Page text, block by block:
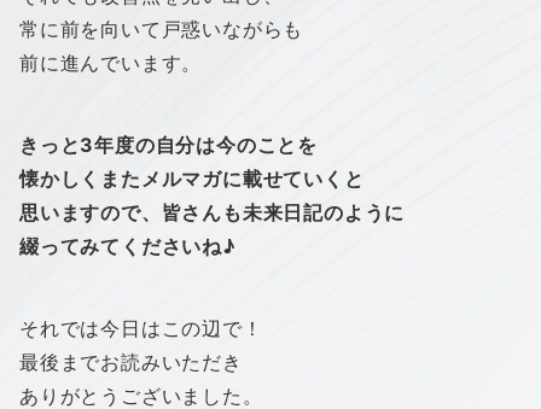
常に前を向いて戸惑いながらも
前に進んでいます。
きっと3年度の自分は今のことを
懐かしくまたメルマガに載せていくと
思いますので、皆さんも未来日記のように
綴ってみてくださいね♪
それでは今日はこの辺で！
最後までお読みいただき
ありがとうございました。